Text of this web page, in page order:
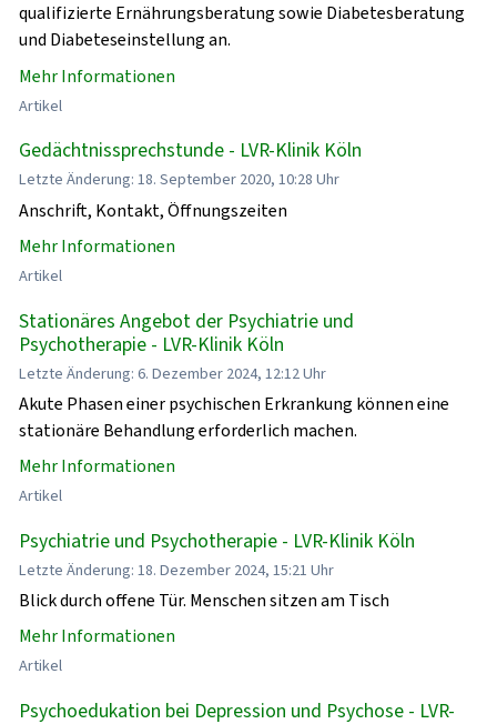
qualifizierte Ernährungsberatung sowie Diabetesberatung
und Diabeteseinstellung an.
Mehr Informationen
Artikel
Gedächtnissprechstunde - LVR-Klinik Köln
Letzte Änderung: 18. September 2020, 10:28 Uhr
Anschrift, Kontakt, Öffnungszeiten
Mehr Informationen
Artikel
Stationäres Angebot der Psychiatrie und
Psychotherapie - LVR-Klinik Köln
Letzte Änderung: 6. Dezember 2024, 12:12 Uhr
Akute Phasen einer psychischen Erkrankung können eine
stationäre Behandlung erforderlich machen.
Mehr Informationen
Artikel
Psychiatrie und Psychotherapie - LVR-Klinik Köln
Letzte Änderung: 18. Dezember 2024, 15:21 Uhr
Blick durch offene Tür. Menschen sitzen am Tisch
Mehr Informationen
Artikel
Psychoedukation bei Depression und Psychose - LVR-